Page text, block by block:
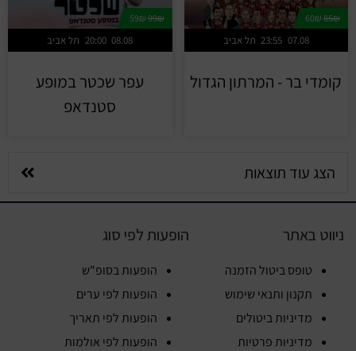
85₪
תל אביב 23:55 07.08
קומדי בר - המרתון הגדול
99₪
59₪
תל אביב 20:00 08.08
עפר שכטר במופע
סטנדאפ
הצג עוד תוצאות
ניווט באתר
טופס ביטול הזמנה
תקנון ותנאי שימוש
מדיניות ביטולים
מדיניות פרטיות
הופעות לפי סוג
הופעות בסופ"ש
הופעות לפי ערים
הופעות לפי תאריך
הופעות לפי אולמות